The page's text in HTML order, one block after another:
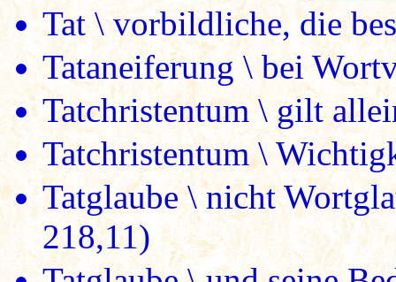
Tat \ vorbildliche, die
Tataneiferung \ bei
Tatchristentum \ gilt
Tatchristentum \
Tatglaube \ nicht
218,11)